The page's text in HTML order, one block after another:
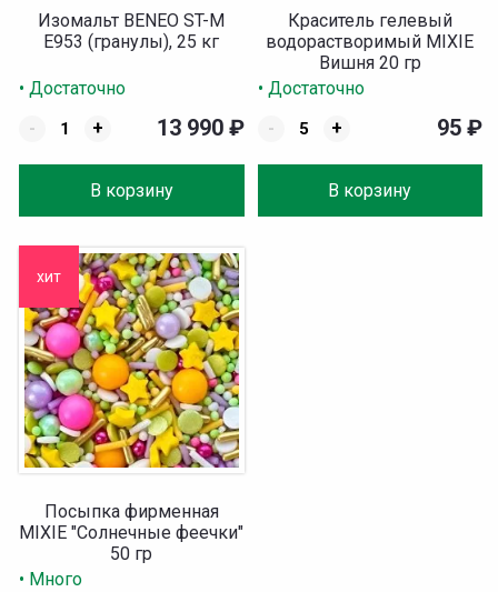
Изомальт BENEO ST-M
Е953 (гранулы), 25 кг
• Достаточно
-
+
В корзину
13 990 ₽
Краситель гелевый
водорастворимый MIXIE
Вишня 20 гр
• Достаточно
-
+
В корзину
95 ₽
хит
Посыпка фирменная
MIXIE "Солнечные феечки"
50 гр
• Много